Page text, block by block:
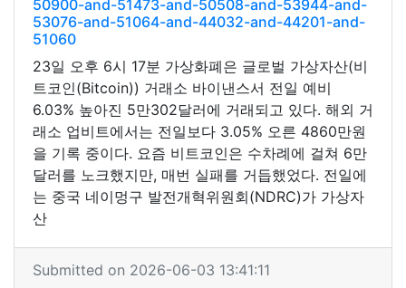
50900-and-51473-and-50508-and-53944-and-
53076-and-51064-and-44032-and-44201-and-
51060
23일 오후 6시 17분 가상화폐은 글로벌 가상자산(비
트코인(Bitcoin)) 거래소 바이낸스서 전일 예비
6.03% 높아진 5만302달러에 거래되고 있다. 해외 거
래소 업비트에서는 전일보다 3.05% 오른 4860만원
을 기록 중이다. 요즘 비트코인은 수차례에 걸쳐 6만
달러를 노크했지만, 매번 실패를 거듭했었다. 전일에
는 중국 네이멍구 발전개혁위원회(NDRC)가 가상자
산
Submitted on 2026-06-03 13:41:11